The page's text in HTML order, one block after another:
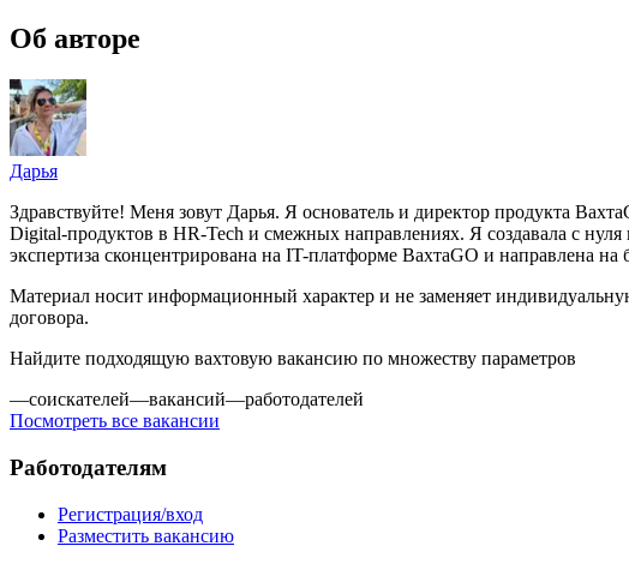
Об авторе
Дарья
Здравствуйте! Меня зовут Дарья. Я основатель и директор продукта
Digital-продуктов в HR-Tech и смежных направлениях. Я создавала с
экспертиза сконцентрирована на IT-платформе ВахтаGO и направлена
Материал носит информационный характер и не заменяет
договора.
Найдите подходящую вахтовую вакансию по множеству параметров
—соискателей—вакансий—работодателей
Посмотреть все вакансии
Работодателям
Регистрация/вход
Разместить вакансию